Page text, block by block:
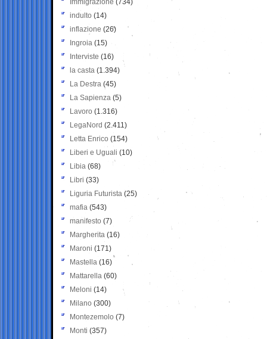
Immigrazione (734)
indulto (14)
inflazione (26)
Ingroia (15)
Interviste (16)
la casta (1.394)
La Destra (45)
La Sapienza (5)
Lavoro (1.316)
LegaNord (2.411)
Letta Enrico (154)
Liberi e Uguali (10)
Libia (68)
Libri (33)
Liguria Futurista (25)
mafia (543)
manifesto (7)
Margherita (16)
Maroni (171)
Mastella (16)
Mattarella (60)
Meloni (14)
Milano (300)
Montezemolo (7)
Monti (357)